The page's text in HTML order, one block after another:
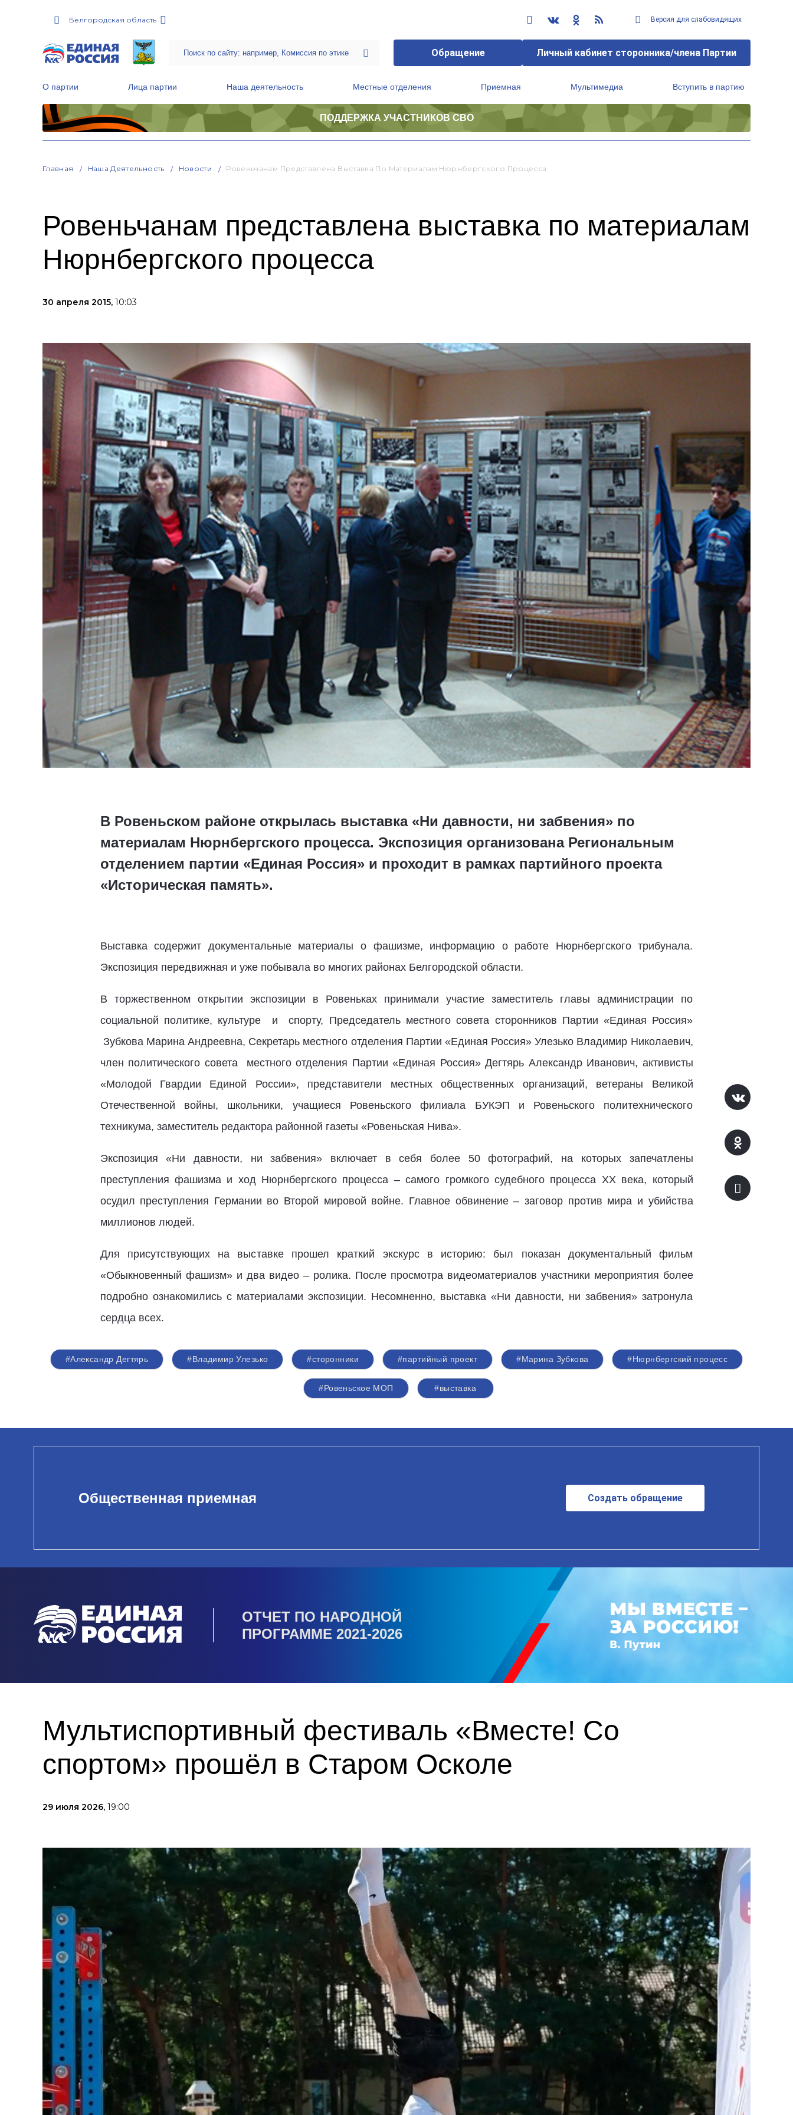
Белгородская область Версия для слабовидящих
Обращение Личный кабинет сторонника/члена Партии
О партии Лица партии Наша деятельность Местные отделения Приемная Мультимедиа Вступить в партию
ПОДДЕРЖКА УЧАСТНИКОВ СВО
Главная Наша Деятельность Новости Ровеньчанам Представлена Выставка По Материалам Нюрнбергского Процесса
Ровеньчанам представлена выставка по материалам
Нюрнбергского процесса
30 апреля 2015, 10:03
В Ровеньском районе открылась выставка «Ни давности, ни забвения» по
материалам Нюрнбергского процесса. Экспозиция организована Региональным
отделением партии «Единая Россия» и проходит в рамках партийного проекта
«Историческая память».
Выставка содержит документальные материалы о фашизме, информацию о работе Нюрнбергского трибунала.
Экспозиция передвижная и уже побывала во многих районах Белгородской области.
В торжественном открытии экспозиции в Ровеньках принимали участие заместитель главы администрации по
социальной политике, культуре и спорту, Председатель местного совета сторонников Партии «Единая Россия»
Зубкова Марина Андреевна, Секретарь местного отделения Партии «Единая Россия» Улезько Владимир Николаевич,
член политического совета местного отделения Партии «Единая Россия» Дегтярь Александр Иванович, активисты
«Молодой Гвардии Единой России», представители местных общественных организаций, ветераны Великой
Отечественной войны, школьники, учащиеся Ровеньского филиала БУКЭП и Ровеньского политехнического
техникума, заместитель редактора районной газеты «Ровеньская Нива».
Экспозиция «Ни давности, ни забвения» включает в себя более 50 фотографий, на которых запечатлены
преступления фашизма и ход Нюрнбергского процесса – самого громкого судебного процесса ХХ века, который
осудил преступления Германии во Второй мировой войне. Главное обвинение – заговор против мира и убийства
миллионов людей.
Для присутствующих на выставке прошел краткий экскурс в историю: был показан документальный фильм
«Обыкновенный фашизм» и два видео – ролика. После просмотра видеоматериалов участники мероприятия более
подробно ознакомились с материалами экспозиции. Несомненно, выставка «Ни давности, ни забвения» затронула
сердца всех.
#Александр Дегтярь #Владимир Улезько #сторонники #партийный проект #Марина Зубкова #Нюрнбергский процесс
#Ровеньское МОП #выставка
Общественная приемная Создать обращение
ОТЧЕТ ПО НАРОДНОЙ
ПРОГРАММЕ 2021-2026
Мультиспортивный фестиваль «Вместе! Со
спортом» прошёл в Старом Осколе
29 июля 2026, 19:00